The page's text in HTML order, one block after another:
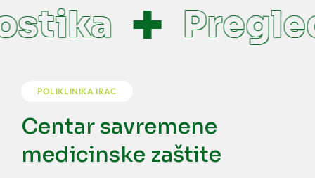
POLIKLINIKA IRAC
Centar savremene
medicinske zaštite